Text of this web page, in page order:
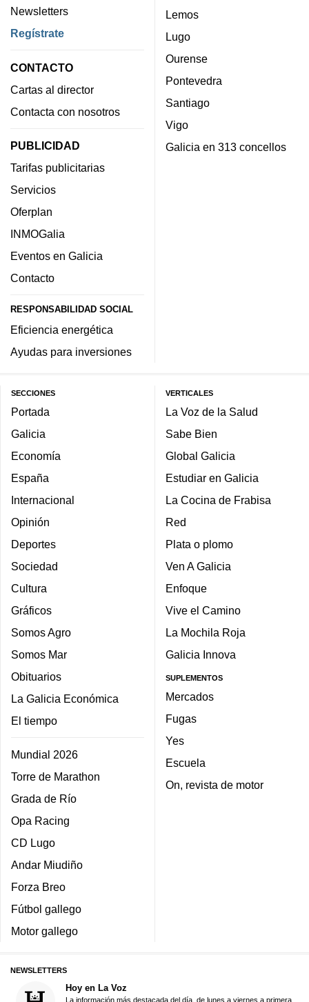
Newsletters
Regístrate
CONTACTO
Cartas al director
Contacta con nosotros
PUBLICIDAD
Tarifas publicitarias
Servicios
Oferplan
INMOGalia
Eventos en Galicia
Contacto
RESPONSABILIDAD SOCIAL
Eficiencia energética
Ayudas para inversiones
Lemos
Lugo
Ourense
Pontevedra
Santiago
Vigo
Galicia en 313 concellos
SECCIONES
Portada
Galicia
Economía
España
Internacional
Opinión
Deportes
Sociedad
Cultura
Gráficos
Somos Agro
Somos Mar
Obituarios
La Galicia Económica
El tiempo
Mundial 2026
Torre de Marathon
Grada de Río
Opa Racing
CD Lugo
Andar Miudiño
Forza Breo
Fútbol gallego
Motor gallego
VERTICALES
La Voz de la Salud
Sabe Bien
Global Galicia
Estudiar en Galicia
La Cocina de Frabisa
Red
Plata o plomo
Ven A Galicia
Enfoque
Vive el Camino
La Mochila Roja
Galicia Innova
SUPLEMENTOS
Mercados
Fugas
Yes
Escuela
On, revista de motor
NEWSLETTERS
Hoy en La Voz
La información más destacada del día, de lunes a viernes a primera